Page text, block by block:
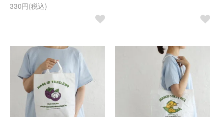
330円(税込)